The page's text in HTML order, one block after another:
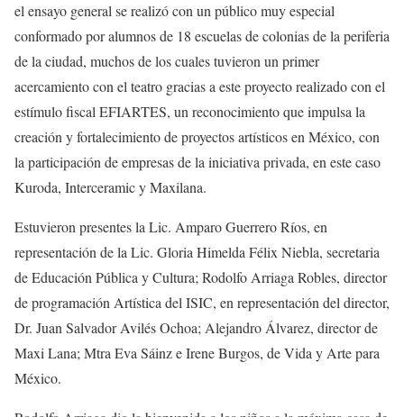
el ensayo general se realizó con un público muy especial
conformado por alumnos de 18 escuelas de colonias de la periferia
de la ciudad, muchos de los cuales tuvieron un primer
acercamiento con el teatro gracias a este proyecto realizado con el
estímulo fiscal EFIARTES, un reconocimiento que impulsa la
creación y fortalecimiento de proyectos artísticos en México, con
la participación de empresas de la iniciativa privada, en este caso
Kuroda, Interceramic y Maxilana.
Estuvieron presentes la Lic. Amparo Guerrero Ríos, en
representación de la Lic. Gloria Himelda Félix Niebla, secretaria
de Educación Pública y Cultura; Rodolfo Arriaga Robles, director
de programación Artística del ISIC, en representación del director,
Dr. Juan Salvador Avilés Ochoa; Alejandro Álvarez, director de
Maxi Lana; Mtra Eva Sáinz e Irene Burgos, de Vida y Arte para
México.